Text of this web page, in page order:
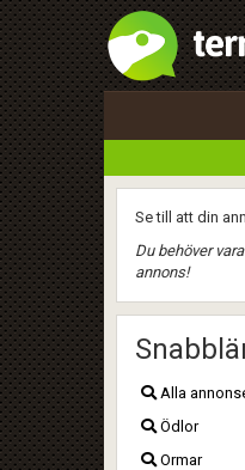
Se till att din
Du behöver
annons!
Alla
Ödlor
Ormar